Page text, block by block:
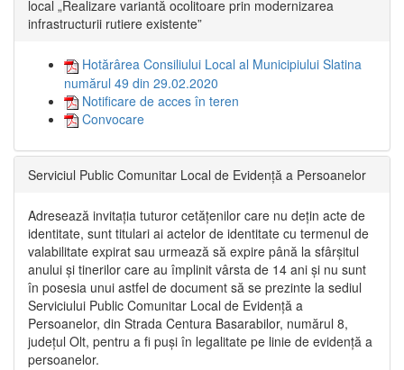
local „Realizare variantă ocolitoare prin modernizarea
infrastructurii rutiere existente”
Hotărârea Consiliului Local al Municipiului Slatina
numărul 49 din 29.02.2020
Notificare de acces în teren
Convocare
Serviciul Public Comunitar Local de Evidență a Persoanelor
Adresează invitația tuturor cetățenilor care nu dețin acte de
identitate, sunt titulari ai actelor de identitate cu termenul de
valabilitate expirat sau urmează să expire până la sfârșitul
anului și tinerilor care au împlinit vârsta de 14 ani și nu sunt
în posesia unui astfel de document să se prezinte la sediul
Serviciului Public Comunitar Local de Evidență a
Persoanelor, din Strada Centura Basarabilor, numărul 8,
județul Olt, pentru a fi puși în legalitate pe linie de evidență a
persoanelor.